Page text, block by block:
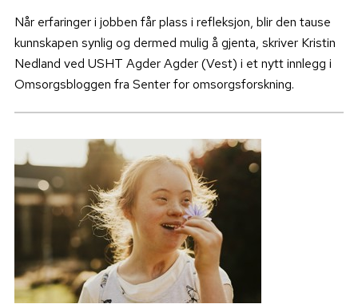
Når erfaringer i jobben får plass i refleksjon, blir den tause
kunnskapen synlig og dermed mulig å gjenta, skriver Kristin
Nedland ved USHT Agder Agder (Vest) i et nytt innlegg i
Omsorgsbloggen fra Senter for omsorgsforskning.